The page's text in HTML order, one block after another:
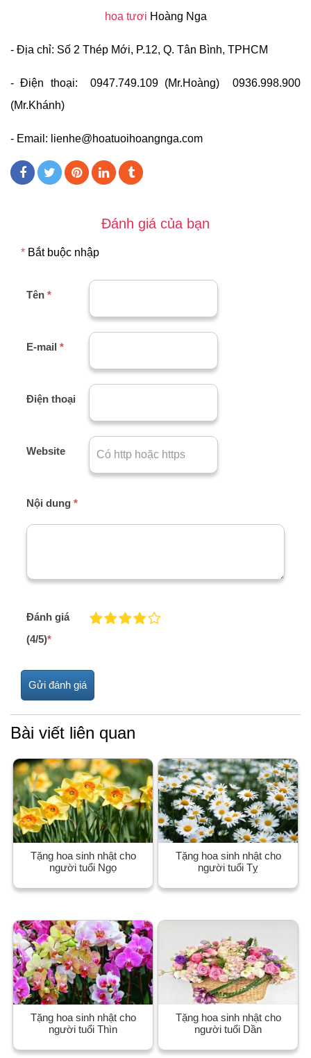
hoa tươi Hoàng Nga
- Địa chỉ: Số 2 Thép Mới, P.12, Q. Tân Bình, TPHCM
- Điện thoại: 0947.749.109 (Mr.Hoàng) 0936.998.900
(Mr.Khánh)
- Email: lienhe@hoatuoihoangnga.com
Đánh giá của bạn
* Bắt buộc nhập
Tên *
E-mail *
Điện thoại
Website
Nội dung *
Đánh giá
(4/5)*
Bài viết liên quan
Tặng hoa sinh nhật cho
người tuổi Ngọ
Tặng hoa sinh nhật cho
người tuổi Tỵ
Tặng hoa sinh nhật cho
người tuổi Thìn
Tặng hoa sinh nhật cho
người tuổi Dần